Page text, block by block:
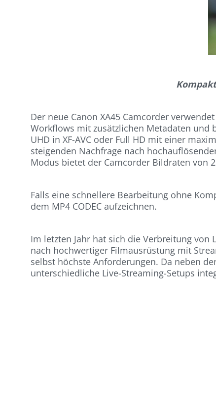
Der neue Canon XA45 Camcorder
Workflows mit zusätzlichen Metadaten
UHD in XF-AVC oder Full HD mit einer
steigenden Nachfrage nach
Modus bietet der Camcorder Bildraten von
Falls eine schnellere Bearbeitung ohne
dem MP4 CODEC aufzeichnen.
Im letzten Jahr hat sich die Verbreitung
nach hochwertiger Filmausrüstung mit
selbst höchste Anforderungen. Da neben
unterschiedliche Live-Streaming-Setups